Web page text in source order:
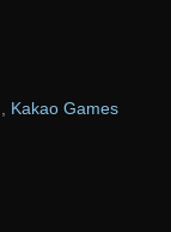
Kakao Games